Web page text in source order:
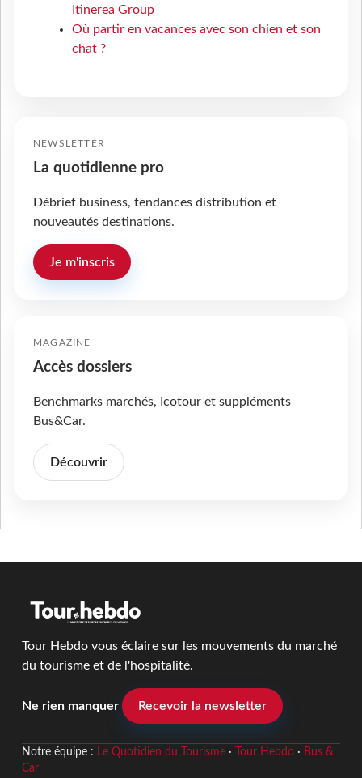
Itinerea Group
Où partir en vacances avec son chien et son
chat ?
NEWSLETTER
La quotidienne pro
Débrief business, tendances distribution et
nouveautés destinations.
Je m'inscris
MAGAZINE
Accès dossiers
Benchmarks marchés, Icotour et suppléments
Bus&Car.
Découvrir
Tour Hebdo vous éclaire sur les mouvements du marché
du tourisme et de l'hospitalité.
Ne rien manquer Recevoir la newsletter
Notre équipe : Le Quotidien du Tourisme· Tour Hebdo· Bus &
Car